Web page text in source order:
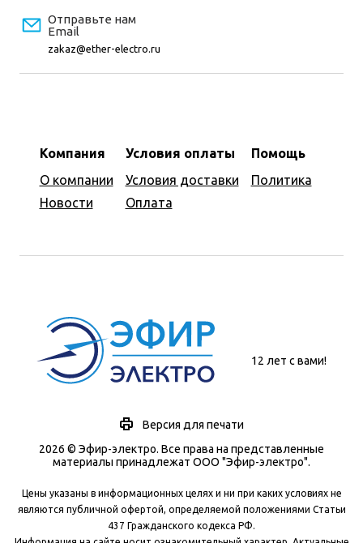
Отправьте нам
Email
zakaz@ether-electro.ru
Компания
О компании
Новости
Условия оплаты
Условия доставки
Оплата
Помощь
Политика
12 лет с вами!
Версия для печати
2026 © Эфир-электро. Все права на представленные
материалы принадлежат ООО "Эфир-электро".
Цены указаны в информационных целях и ни при каких условиях не
являются публичной офертой, определяемой положениями Статьи
437 Гражданского кодекса РФ.